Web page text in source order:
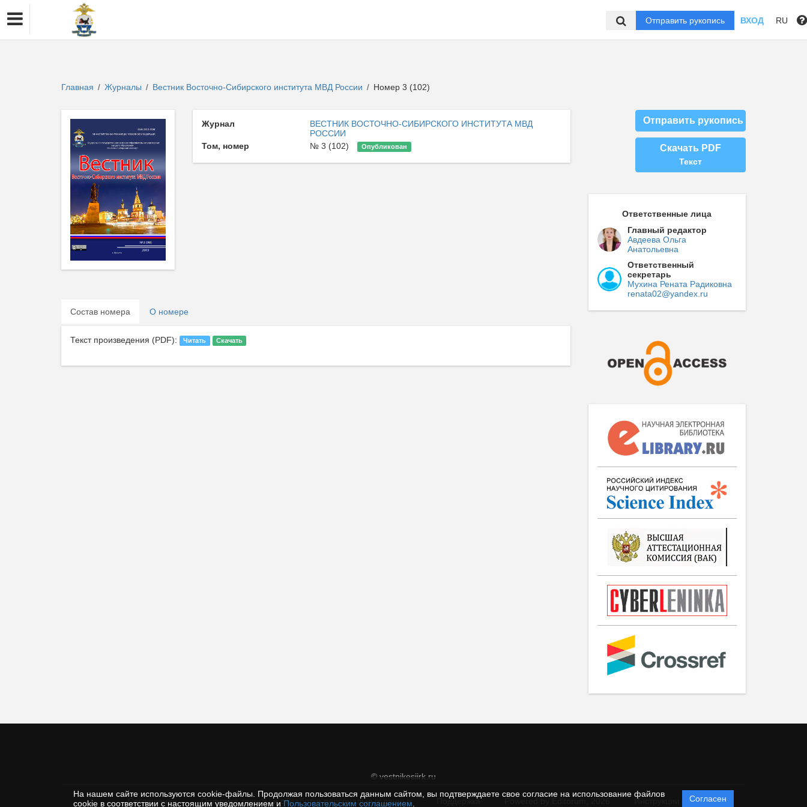
На нашем сайте используются cookie-файлы. Продолжая пользоваться данным сайтом, вы подтверждаете свое согласие на использование файлов
cookie в соответствии с настоящим уведомлением и Пользовательским соглашением Согласен
Отправить рукопись ВХОД RU
Главная / Журналы / Вестник Восточно-Сибирского института МВД России / Номер 3 (102)
Журнал
ВЕСТНИК ВОСТОЧНО-СИБИРСКОГО ИНСТИТУТА МВД
РОССИИ
Том, номер
№ 3 (102) Опубликован
Состав номера О номере
Текст произведения (PDF): Читать Скачать
Отправить рукопись
Скачать PDF
Текст
Ответственные лица
Главный редактор
Авдеева Ольга
Анатольевна
Ответственный
секретарь
Мухина Рената Радиковна
renata02@yandex.ru
© vestnikesiirk.ru
Соглашение Политика защиты и обработки персональных данных Поддержка Инструкции